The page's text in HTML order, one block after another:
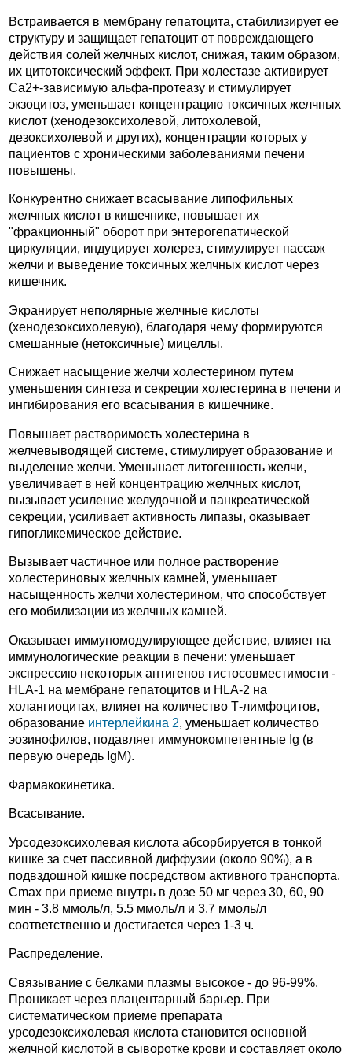
Встраивается в мембрану гепатоцита, стабилизирует ее
структуру и защищает гепатоцит от повреждающего
действия солей желчных кислот, снижая, таким образом,
их цитотоксический эффект. При холестазе активирует
Са2+-зависимую альфа-протеазу и стимулирует
экзоцитоз, уменьшает концентрацию токсичных желчных
кислот (хенодезоксихолевой, литохолевой,
дезоксихолевой и других), концентрации которых у
пациентов с хроническими заболеваниями печени
повышены.
Конкурентно снижает всасывание липофильных
желчных кислот в кишечнике, повышает их
"фракционный" оборот при энтерогепатической
циркуляции, индуцирует холерез, стимулирует пассаж
желчи и выведение токсичных желчных кислот через
кишечник.
Экранирует неполярные желчные кислоты
(хенодезоксихолевую), благодаря чему формируются
смешанные (нетоксичные) мицеллы.
Снижает насыщение желчи холестерином путем
уменьшения синтеза и секреции холестерина в печени и
ингибирования его всасывания в кишечнике.
Повышает растворимость холестерина в
желчевыводящей системе, стимулирует образование и
выделение желчи. Уменьшает литогенность желчи,
увеличивает в ней концентрацию желчных кислот,
вызывает усиление желудочной и панкреатической
секреции, усиливает активность липазы, оказывает
гипогликемическое действие.
Вызывает частичное или полное растворение
холестериновых желчных камней, уменьшает
насыщенность желчи холестерином, что способствует
его мобилизации из желчных камней.
Оказывает иммуномодулирующее действие, влияет на
иммунологические реакции в печени: уменьшает
экспрессию некоторых антигенов гистосовместимости -
HLA-1 на мембране гепатоцитов и HLA-2 на
холангиоцитах, влияет на количество Т-лимфоцитов,
образование интерлейкина 2, уменьшает количество
эозинофилов, подавляет иммунокомпетентные Ig (в
первую очередь IgM).
Фармакокинетика.
Всасывание.
Урсодезоксихолевая кислота абсорбируется в тонкой
кишке за счет пассивной диффузии (около 90%), а в
подвздошной кишке посредством активного транспорта.
Cmax при приеме внутрь в дозе 50 мг через 30, 60, 90
мин - 3.8 ммоль/л, 5.5 ммоль/л и 3.7 ммоль/л
соответственно и достигается через 1-3 ч.
Распределение.
Связывание с белками плазмы высокое - до 96-99%.
Проникает через плацентарный барьер. При
систематическом приеме препарата
урсодезоксихолевая кислота становится основной
желчной кислотой в сыворотке крови и составляет около